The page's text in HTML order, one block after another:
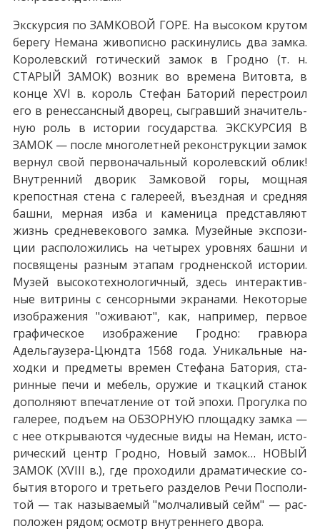
Экс­кур­сия по ЗАМКОВОЙ ГОРЕ. На вы­со­ком кру­том
бе­ре­гу Не­ма­на жи­во­пис­но рас­ки­ну­лись два зам­ка.
Ко­ро­лев­ский го­ти­че­ский за­мок в Грод­но (т. н.
СТАРЫЙ ЗАМОК) воз­ник во вре­ме­на Ви­то­вта, в
кон­це XVI в. ко­роль Сте­фан Ба­то­рий пе­ре­стро­ил
его в ре­нес­санс­ный дво­рец, сыг­рав­ший зна­чи­тель­
ную роль в ис­то­рии го­су­дар­ства. ЭКСКУРСИЯ В
ЗАМОК — по­сле многолетней ре­кон­струк­ции за­мок
вернул свой первоначальный королевский об­лик!
Внутренний дво­рик Зам­ко­вой го­ры, мощная
крепостная стена с галереей, въездная и средняя
баш­ни, мерная изба и каменица пред­став­ля­ют
жизнь сред­не­ве­ко­во­го зам­ка. Музейные экс­по­зи­
ции рас­по­ло­жи­лись на че­ты­рех уров­нях баш­ни и
по­свя­ще­ны разным этапам грод­нен­ской ис­то­рии.
Музей высокотехнологичный, здесь ин­тер­ак­тив­
ные витрины с сенсорными экранами. Не­ко­то­рые
изображения "оживают", как, на­при­мер, пер­вое
гра­фи­че­ское изображение Грод­но: гравюра
Адельгаузера-Цюндта 1568 го­да. Уникальные на­
ход­ки и пред­ме­ты вре­мен Стефана Батория, ста­
рин­ные пе­чи и ме­бель, ору­жие и ткацкий станок
до­пол­ня­ют впе­чат­ле­ние от той эпо­хи. Прогулка по
галерее, подъ­ем на ОБЗОРНУЮ пло­щад­ку зам­ка —
с нее от­кры­ва­ют­ся чу­дес­ные ви­ды на Не­ман, ис­то­
ри­че­ский центр Грод­но, Но­вый за­мок… НОВЫЙ
ЗАМОК (XVIII в.), где про­хо­ди­ли дра­ма­ти­че­ские со­
бы­тия вто­ро­го и тре­тье­го раз­де­лов Ре­чи Поспо­ли­
той — так на­зы­ва­е­мый "мол­ча­ли­вый сейм" — рас­
по­ло­жен ря­дом; осмотр внут­рен­не­го дво­ра.